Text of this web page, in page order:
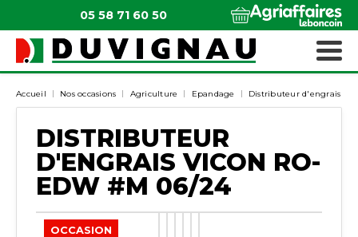
05 58 71 60 50
Accueil Nos occasions Agriculture Epandage Distributeur d'engrais
DISTRIBUTEUR
D'ENGRAISVICON RO-
EDW #M 06/24
OCCASION